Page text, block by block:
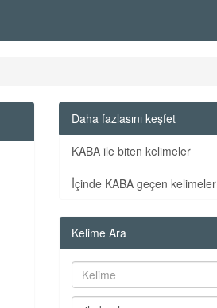
Daha fazlasını keşfet
KABA ile biten kelimeler
İçinde KABA geçen kelimeler
Kelime Ara